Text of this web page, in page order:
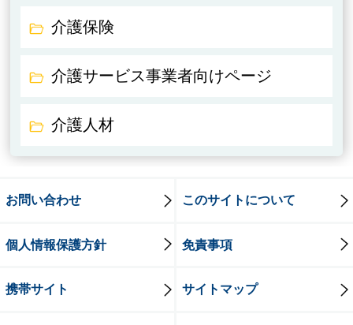
介護保険
介護サービス事業者向けページ
介護人材
お問い合わせ このサイトについて
個人情報保護方針 免責事項
携帯サイト サイトマップ